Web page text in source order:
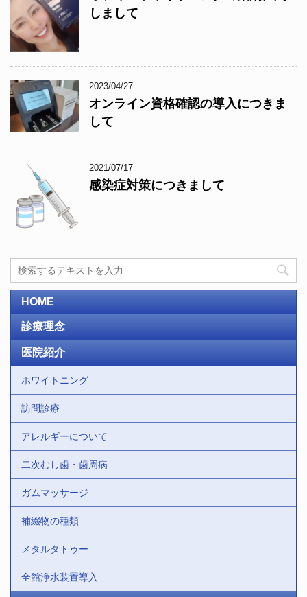
しまして
2023/04/27
オンライン資格確認の導入につきま
して
2021/07/17
感染症対策につきまして
HOME
診療理念
医院紹介
ホワイトニング
訪問診療
アレルギーについて
二次むし歯・歯周病
ガムマッサージ
補綴物の種類
メタルタトゥー
全館浄水装置導入